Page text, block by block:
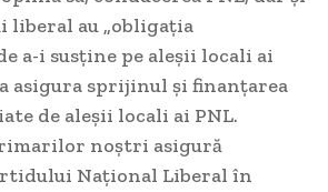
liberal au „obligația
a-i susține pe aleșii locali ai
asigura sprijinul și finanțarea
de aleșii locali ai PNL.
noștri asigură
Național Liberal în